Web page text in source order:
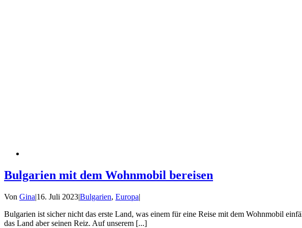
Bulgarien mit dem Wohnmobil bereisen
Von Gina|16. Juli 2023|Bulgarien, Europa|
Bulgarien ist sicher nicht das erste Land, was einem für eine Reise mit dem Wohnmobil
das Land aber seinen Reiz. Auf unserem [...]